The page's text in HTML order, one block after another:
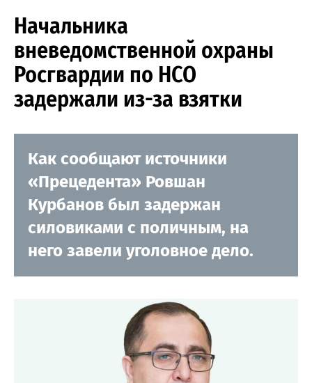
Начальника
вневедомственной охраны
Росгвардии по НСО
задержали из-за взятки
Как сообщают источники
«Прецедента» Ровшан
Курбанов был задержан
силовиками с поличным, на
него завели уголовное дело.